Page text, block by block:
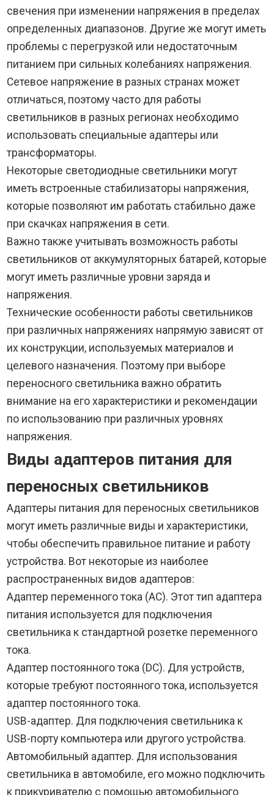
свечения при изменении напряжения в пределах
определенных диапазонов. Другие же могут иметь
проблемы с перегрузкой или недостаточным
питанием при сильных колебаниях напряжения.
Сетевое напряжение в разных странах может
отличаться, поэтому часто для работы
светильников в разных регионах необходимо
использовать специальные адаптеры или
трансформаторы.
Некоторые светодиодные светильники могут
иметь встроенные стабилизаторы напряжения,
которые позволяют им работать стабильно даже
при скачках напряжения в сети.
Важно также учитывать возможность работы
светильников от аккумуляторных батарей, которые
могут иметь различные уровни заряда и
напряжения.
Технические особенности работы светильников
при различных напряжениях напрямую зависят от
их конструкции, используемых материалов и
целевого назначения. Поэтому при выборе
переносного светильника важно обратить
внимание на его характеристики и рекомендации
по использованию при различных уровнях
напряжения.
Виды адаптеров питания для
переносных светильников
Адаптеры питания для переносных светильников
могут иметь различные виды и характеристики,
чтобы обеспечить правильное питание и работу
устройства. Вот некоторые из наиболее
распространенных видов адаптеров:
Адаптер переменного тока (AC). Этот тип адаптера
питания используется для подключения
светильника к стандартной розетке переменного
тока.
Адаптер постоянного тока (DC). Для устройств,
которые требуют постоянного тока, используется
адаптер постоянного тока.
USB-адаптер. Для подключения светильника к
USB-порту компьютера или другого устройства.
Автомобильный адаптер. Для использования
светильника в автомобиле, его можно подключить
к прикуривателю с помощью автомобильного